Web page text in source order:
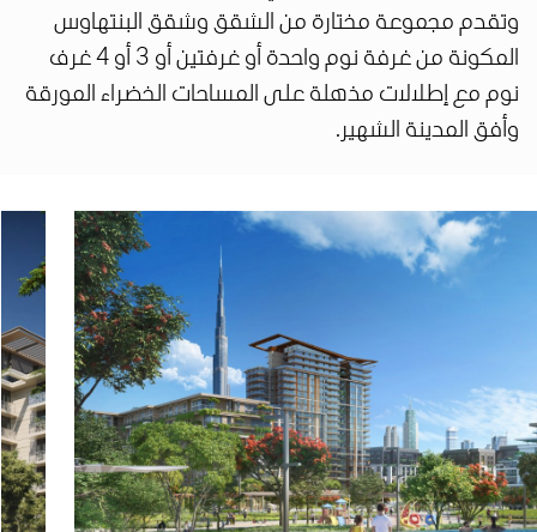
وتقدم مجموعة مختارة من الشقق وشقق البنتهاوس
المكونة من غرفة نوم واحدة أو غرفتين أو 3 أو 4 غرف
نوم مع إطلالات مذهلة على المساحات الخضراء المورقة
وأفق المدينة الشهير.